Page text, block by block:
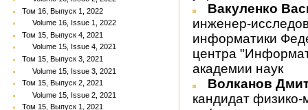
Том 16, Выпуск 1, 2022
Volume 16, Issue 1, 2022
Том 15, Выпуск 4, 2021
Volume 15, Issue 4, 2021
Том 15, Выпуск 3, 2021
Volume 15, Issue 3, 2021
Том 15, Выпуск 2, 2021
Volume 15, Issue 2, 2021
Том 15, Выпуск 1, 2021
Вакуленко
инженер-
информатики
центра
академии наук
Волканов
кандидат физико-